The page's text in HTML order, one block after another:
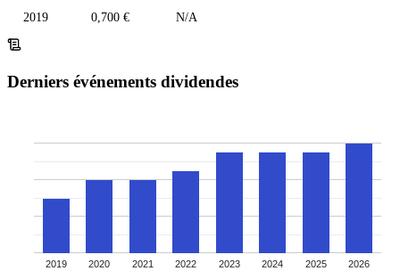
2019 0,700 € N/A
Derniers événements dividendes
2019 2020 2021 2022 2023 2024 2025 2026